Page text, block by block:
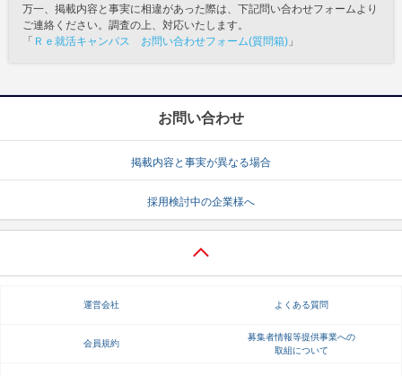
万一、掲載内容と事実に相違があった際は、下記問い合わせフォームより
ご連絡ください。調査の上、対応いたします。
「 Ｒｅ就活キャンパス お問い合わせフォーム(質問箱) 」
お問い合わせ
掲載内容と事実が異なる場合
採用検討中の企業様へ
運営会社 よくある質問
会員規約
募集者情報等提供事業への
取組について